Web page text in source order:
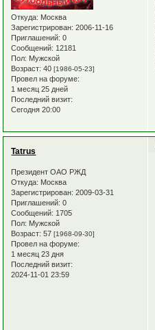
Откуда: Москва
Зарегистрирован: 2006-11-16
Приглашений: 0
Сообщений: 12181
Пол: Мужской
Возраст: 40[1986-05-23]
Провел на форуме:
1 месяц 25 дней
Последний визит:
Сегодня 20:00
Tatrus
Президент ОАО РЖД
Откуда: Москва
Зарегистрирован: 2009-03-31
Приглашений: 0
Сообщений: 1705
Пол: Мужской
Возраст: 57[1968-09-30]
Провел на форуме:
1 месяц 23 дня
Последний визит:
2024-11-01 23:59